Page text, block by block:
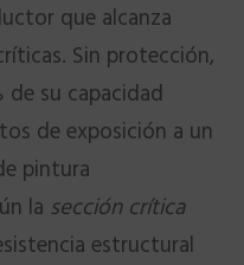
que alcanza
Sin protección,
su capacidad
de exposición a un
pintura
la sección crítica
estructural